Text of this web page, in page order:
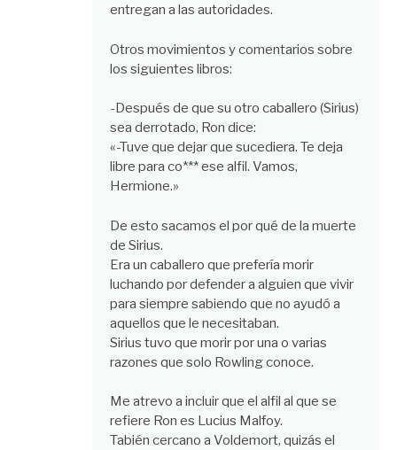
entregan a las autoridades.
Otros movimientos y comentarios sobre
los siguientes libros:
-Después de que su otro caballero (Sirius)
sea derrotado, Ron dice:
«-Tuve que dejar que sucediera. Te deja
libre para co*** ese alfil. Vamos,
Hermione.»
De esto sacamos el por qué de la muerte
de Sirius.
Era un caballero que prefería morir
luchando por defender a alguien que vivir
para siempre sabiendo que no ayudó a
aquellos que le necesitaban.
Sirius tuvo que morir por una o varias
razones que solo Rowling conoce.
Me atrevo a incluir que el alfil al que se
refiere Ron es Lucius Malfoy.
Tabién cercano a Voldemort, quizás el